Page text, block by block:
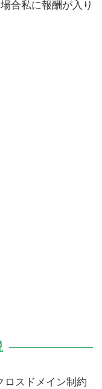
合私に報酬が入り
ロスドメイン制約